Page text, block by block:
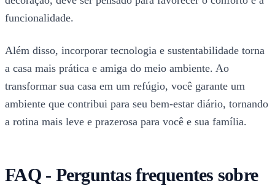
funcionalidade.
Além disso, incorporar tecnologia e sustentabilidade torna
a casa mais prática e amiga do meio ambiente. Ao
transformar sua casa em um refúgio, você garante um
ambiente que contribui para seu bem-estar diário, tornando
a rotina mais leve e prazerosa para você e sua família.
FAQ - Perguntas frequentes sobre